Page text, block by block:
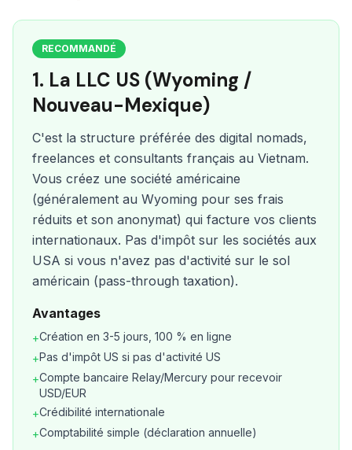
RECOMMANDÉ
1. La LLC US (Wyoming /
Nouveau-Mexique)
C'est la structure préférée des digital nomads,
freelances et consultants français au Vietnam.
Vous créez une société américaine
(généralement au Wyoming pour ses frais
réduits et son anonymat) qui facture vos clients
internationaux. Pas d'impôt sur les sociétés aux
USA si vous n'avez pas d'activité sur le sol
américain (pass-through taxation).
Avantages
+Création en 3-5 jours, 100 % en ligne
+Pas d'impôt US si pas d'activité US
+Compte bancaire Relay/Mercury pour recevoir
USD/EUR
+Crédibilité internationale
+Comptabilité simple (déclaration annuelle)